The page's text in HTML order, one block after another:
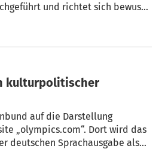
und richtet sich bewusst
auf die Darstellung
„olympics.com“. Dort wird das
deutschen Sprachausgabe als